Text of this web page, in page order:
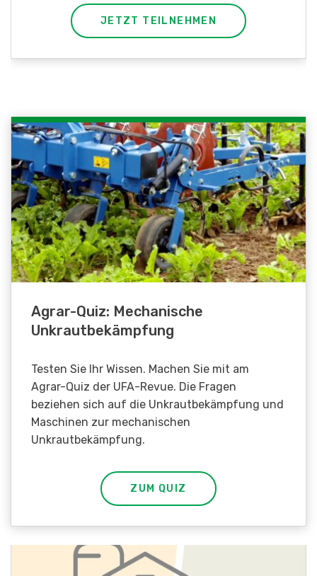
JETZT TEILNEHMEN
Agrar-Quiz: Mechanische
Unkrautbekämpfung
Testen Sie Ihr Wissen. Machen Sie mit am
Agrar-Quiz der UFA-Revue. Die Fragen
beziehen sich auf die Unkrautbekämpfung und
Maschinen zur mechanischen
Unkrautbekämpfung.
ZUM QUIZ